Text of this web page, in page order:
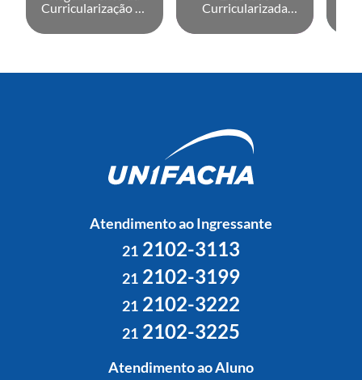
Curricularização da
Curricularizada
Atendimento ao Ingressante
212102-3113
212102-3199
212102-3222
212102-3225
Atendimento ao Aluno